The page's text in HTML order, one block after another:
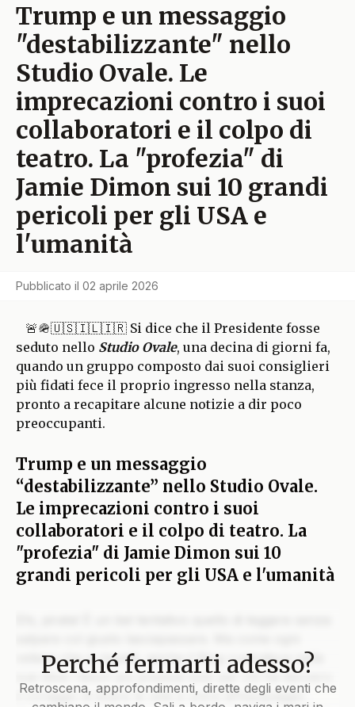
Trump e un messaggio
"destabilizzante" nello
Studio Ovale. Le
imprecazioni contro i suoi
collaboratori e il colpo di
teatro. La "profezia" di
Jamie Dimon sui 10 grandi
pericoli per gli USA e
l'umanità
Pubblicato il 02 aprile 2026
🚨🪖🇺🇸🇮🇱🇮🇷 Si dice che il Presidente fosse
seduto nello Studio Ovale, una decina di giorni fa,
quando un gruppo composto dai suoi consiglieri
più fidati fece il proprio ingresso nella stanza,
pronto a recapitare alcune notizie a dir poco
preoccupanti.
Trump e un messaggio
“destabilizzante” nello Studio Ovale.
Le imprecazioni contro i suoi
collaboratori e il colpo di teatro. La
"profezia" di Jamie Dimon sui 10
grandi pericoli per gli USA e l'umanità
veliero che si rispetti, anche il Blog custodisce nelle
sue stive i tesori più preziosi solo per chi ha davvero
il coraggio di issare le vele e unirsi all’equipaggio.
Perché fermarti adesso?
Retroscena, approfondimenti, dirette degli eventi che